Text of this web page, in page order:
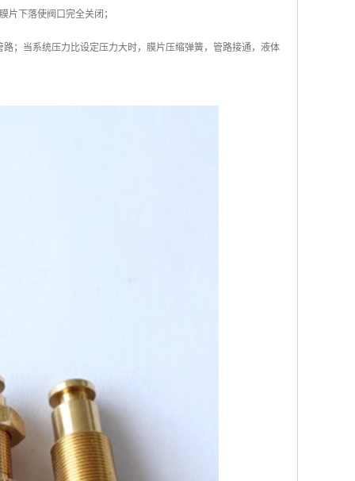
片下落使阀口完全关闭；
；当系统压力比设定压力大时，膜片压缩弹簧，管路接通，液体